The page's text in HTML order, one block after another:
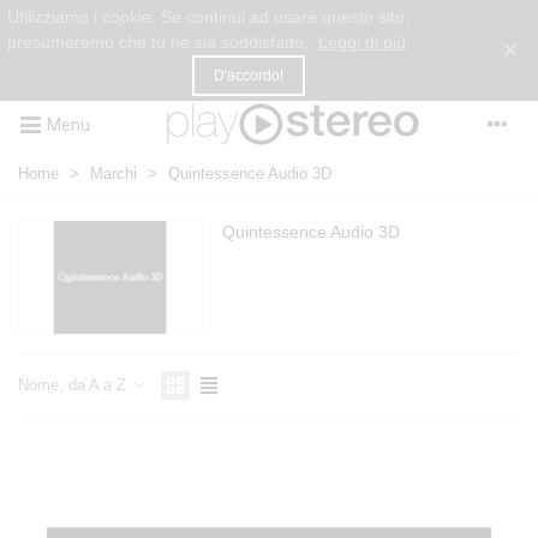
D'accordo!
Menu
Home > Marchi > Quintessence Audio 3D
Quintessence Audio 3D
Nome, da A a Z